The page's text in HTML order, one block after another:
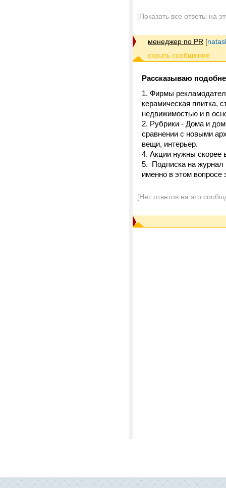
[Показать все ответы на
менеджер по PR [
Рассказываю
1. Фирмы
керамическая плитка,
недвижимостью и в
2. Рубрики - Дома и
сравнении с новыми
вещи, интерьер.
4. Акции нужны скорее
5. Подписка на журнал
именно в этом вопросе
[Нет ответов на это